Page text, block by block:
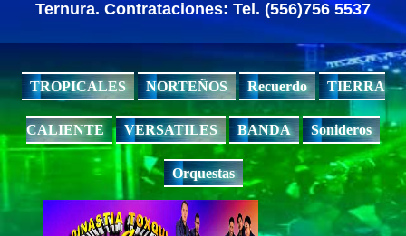
Ternura. Contrataciones: Tel. (556)756 5537
TROPICALES NORTEÑOS Recuerdo TIERRA
CALIENTE VERSATILES BANDA Sonideros
Orquestas